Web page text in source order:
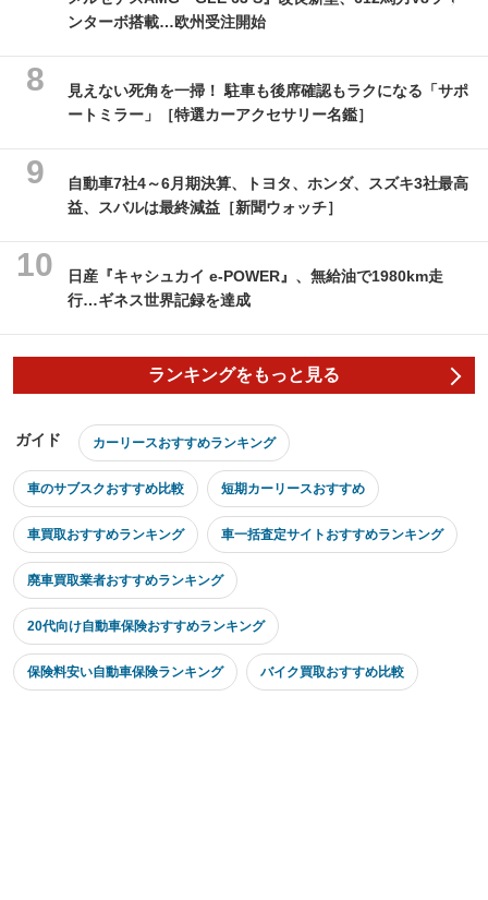
ンターボ搭載…欧州受注開始
見えない死角を一掃！ 駐車も後席確認もラクになる「サポ
ートミラー」［特選カーアクセサリー名鑑］
自動車7社4～6月期決算、トヨタ、ホンダ、スズキ3社最高
益、スバルは最終減益［新聞ウォッチ］
日産『キャシュカイ e-POWER』、無給油で1980km走
行…ギネス世界記録を達成
ランキングをもっと見る
ガイド カーリースおすすめランキング
車のサブスクおすすめ比較 短期カーリースおすすめ
車買取おすすめランキング 車一括査定サイトおすすめランキング
廃車買取業者おすすめランキング
20代向け自動車保険おすすめランキング
保険料安い自動車保険ランキング バイク買取おすすめ比較